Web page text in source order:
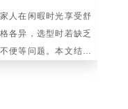
在闲暇时光享受舒
各异，选型时若缺乏
便等问题。本文结合